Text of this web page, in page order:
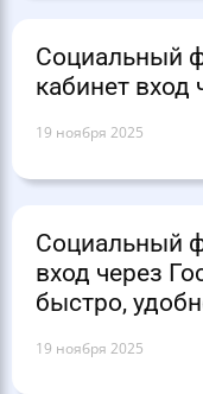
Социальный
кабинет вход
19 ноября 2025
Социальный
вход через
быстро,
19 ноября 2025